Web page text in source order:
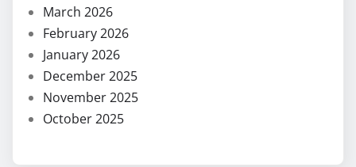
March 2026
February 2026
January 2026
December 2025
November 2025
October 2025